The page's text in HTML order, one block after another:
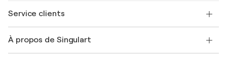
Service clients
Expédition
À propos de Singulart